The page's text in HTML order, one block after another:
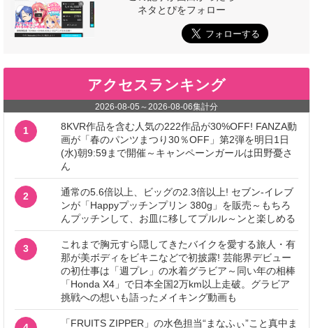
ネタとぴをフォロー
アクセスランキング
2026-08-05 ～2026-08-06集計分
1
8KVR作品を含む人気の222作品が30%OFF! FANZA動
画が「春のパンツまつり30％OFF」第2弾を明日1日
(水)朝9:59まで開催～キャンペーンガールは田野憂さ
ん
2
通常の5.6倍以上、ビッグの2.3倍以上! セブン‐イレブ
ンが「Happyプッチンプリン 380g」を販売～もちろ
んプッチンして、お皿に移してプルル～ンと楽しめる
3
これまで胸元すら隠してきたバイクを愛する旅人・有
那が美ボディをビキニなどで初披露! 芸能界デビュー
の初仕事は「週プレ」の水着グラビア～同い年の相棒
「Honda X4」で日本全国2万km以上走破。グラビア
挑戦への想いも語ったメイキング動画も
「FRUITS ZIPPER」の水色担当“まなふぃ”こと真中ま